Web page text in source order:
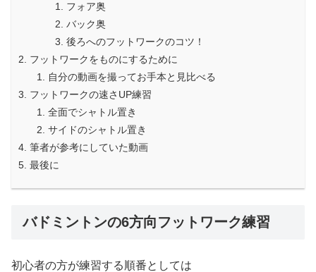
フォア奥
バック奥
後ろへのフットワークのコツ！
フットワークをものにするために
自分の動画を撮ってお手本と見比べる
フットワークの速さUP練習
全面でシャトル置き
サイドのシャトル置き
筆者が参考にしていた動画
最後に
バドミントンの6方向フットワーク練習
初心者の方が練習する順番としては